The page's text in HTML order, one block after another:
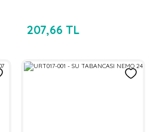
207,66 TL